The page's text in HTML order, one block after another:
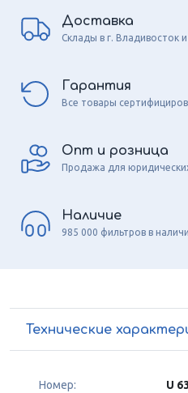
Доставка
Склады в г. Владивосток
Гарантия
Все товары
Опт и розница
Продажа для
Наличие
985 000 фильтров в
Технические
Номер: U